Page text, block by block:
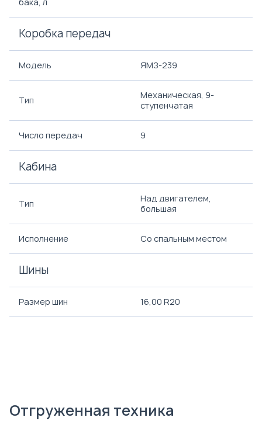
Коробка передач
Модель ЯМЗ-239
Тип
Механическая, 9-
ступенчатая
Число передач 9
Кабина
Тип
Над двигателем,
большая
Исполнение Со спальным местом
Шины
Размер шин 16,00 R20
Отгруженная техника